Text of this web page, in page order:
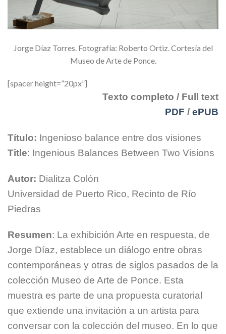
Jorge Díaz Torres. Fotografía: Roberto Ortiz. Cortesía del
Museo de Arte de Ponce.
[spacer height=”20px”]
Texto completo / Full text
PDF / ePUB
Título: Ingenioso balance entre dos visiones
Title: Ingenious Balances Between Two Visions
Autor: Dialitza Colón
Universidad de Puerto Rico, Recinto de Río
Piedras
Resumen: La exhibición Arte en respuesta, de
Jorge Díaz, establece un diálogo entre obras
contemporáneas y otras de siglos pasados de la
colección Museo de Arte de Ponce. Esta
muestra es parte de una propuesta curatorial
que extiende una invitación a un artista para
conversar con la colección del museo. En lo que